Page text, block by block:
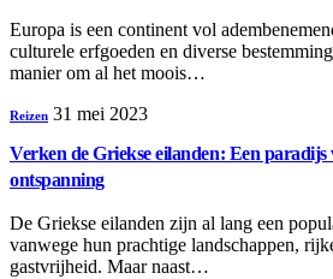
Europa is een continent vol
culturele erfgoeden en diverse
manier om al het moois…
Reizen 31 mei 2023
Verken de Griekse eilanden: Een
ontspanning
De Griekse eilanden zijn al lang een
vanwege hun prachtige landschappen,
gastvrijheid. Maar naast…